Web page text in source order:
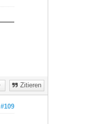
Zitieren
#109